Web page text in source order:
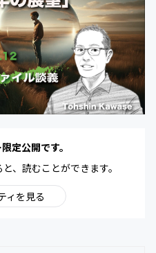
定公開です。
、読むことができます。
ィを見る